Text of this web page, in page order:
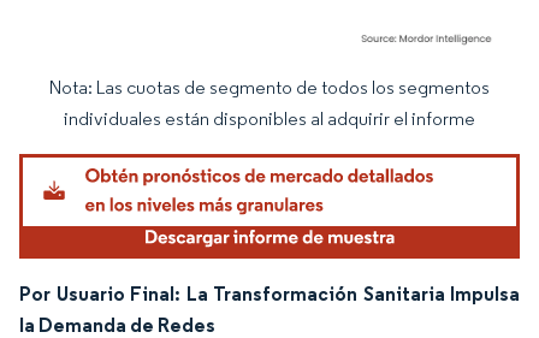
Imagen © Mordor Intelligence. El uso requiere atribución según CC BY 4.0.
Nota: Las cuotas de segmento de todos los segmentos
individuales están disponibles al adquirir el informe
Por Usuario Final: La Transformación Sanitaria Impulsa
la Demanda de Redes